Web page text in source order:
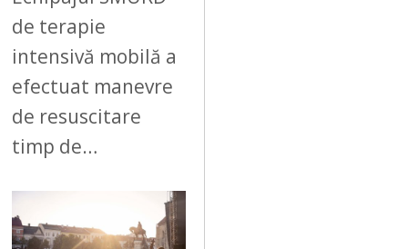
de terapie
intensivă mobilă a
efectuat manevre
de resuscitare
timp de…